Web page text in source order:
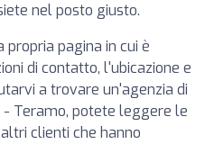
nel posto giusto.
propria pagina in cui è
di contatto, l'ubicazione e
a trovare un'agenzia di
- Teramo, potete leggere le
clienti che hanno